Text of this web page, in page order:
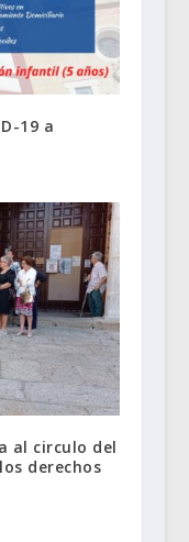
19 a
al circulo del
derechos